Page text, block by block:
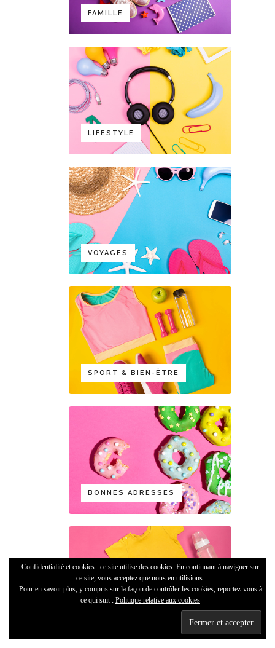
FAMILLE
LIFESTYLE
VOYAGES
SPORT & BIEN-ÊTRE
BONNES ADRESSES
Confidentialité et cookies : ce site utilise des cookies. En continuant à naviguer sur
ce site, vous acceptez que nous en utilisions.
Pour en savoir plus, y compris sur la façon de contrôler les cookies, reportez-vous à
ce qui suit : Politique relative aux cookies